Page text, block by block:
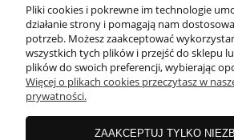
POMOC
MOJE KONTO
PŁATNOŚCI I
Pliki cookies i pokrewne im technologie
działanie strony i pomagają nam
potrzeb. Możesz zaakceptować
wszystkich tych plików i przejść do sklepu
plików do swoich preferencji, wybierając
Więcej o plikach cookies przeczytasz w
prywatności.
ZAAKCEPTUJ TYLKO